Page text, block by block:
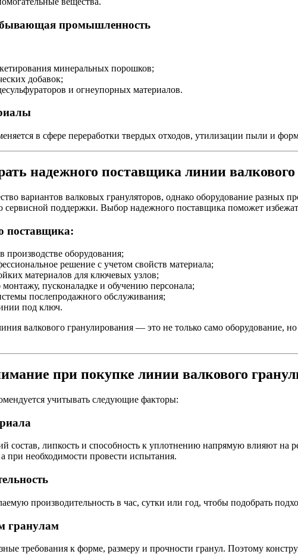
промышленность
минеральных порошков;
добавок;
и огнеупорных материалов.
в сфере переработки твердых отходов, утилизации пыли и
надежного поставщика линии валкового
вариантов валковых грануляторов, однако оборудование разных
сервисной поддержки. Выбор надежного поставщика поможет
поставщика:
производстве оборудования;
решение с учетом свойств материала;
материалов для ключевых узлов;
монтажу, пусконаладке и обучению персонала;
послепродажного обслуживания;
под ключ.
валкового гранулирования — это не только само оборудование,
при покупке линии валкового
учитывать следующие факторы:
состав, липкость и способность к уплотнению напрямую влияют на
необходимости провести испытания.
производительность в час, сутки или год, чтобы подобрать
гранулам
требования к форме, размеру и прочности гранул. Поэтому